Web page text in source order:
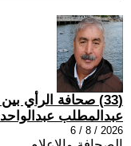
(33) صحافة الرأي بين الخطاب النقدي والمصداقية
عبدالمطلب عبدالواحد
2026 / 8 / 6